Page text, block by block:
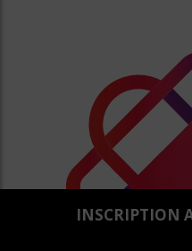
INSCRIPTION